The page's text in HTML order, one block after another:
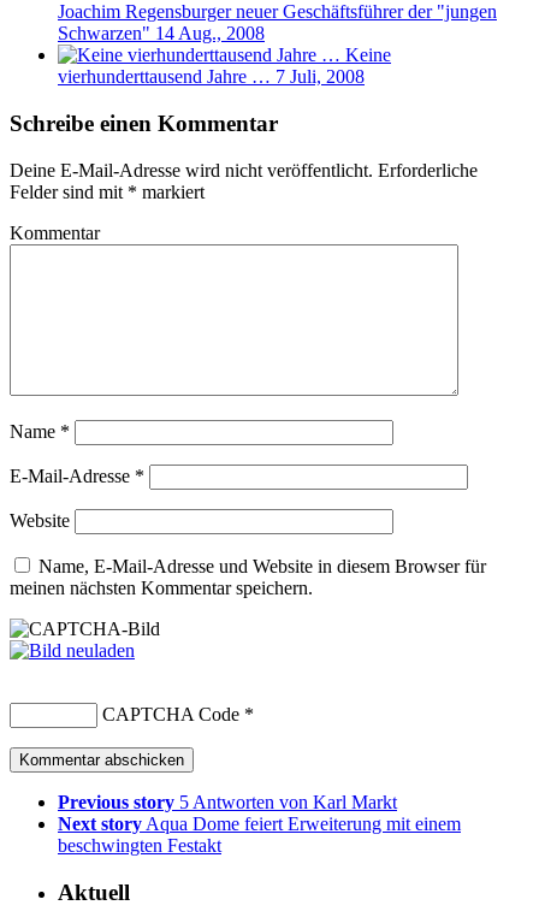
Joachim Regensburger neuer Geschäftsführer der "jungen
Schwarzen" 14 Aug., 2008
Keine
vierhunderttausend Jahre … 7 Juli, 2008
Schreibe einen Kommentar
Deine E-Mail-Adresse wird nicht veröffentlicht. Erforderliche
Felder sind mit * markiert
Kommentar
Name *
E-Mail-Adresse *
Website
Name, E-Mail-Adresse und Website in diesem Browser für
meinen nächsten Kommentar speichern.
CAPTCHA Code *
Previous story 5 Antworten von Karl Markt
Next story Aqua Dome feiert Erweiterung mit einem
beschwingten Festakt
Aktuell